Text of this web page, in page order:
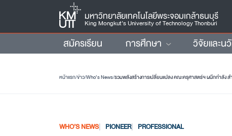
มหาวิทยาลัยเทคโนโลยีพระจอมเกล้าธนบุรี
King Mongkut’s University of Technology Thonburi
สมัครเรียน การศึกษา วิจัยและน
หน้าแรก/ข่าว/Who’s News/
WHO’S NEWS PIONEER PROFESSIONAL